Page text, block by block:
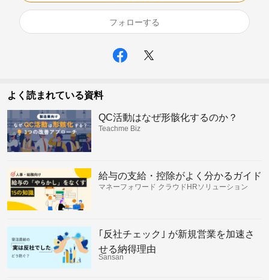
フォローする
よく読まれている資料
QC活動はなぜ形骸化するのか？
Teachme Biz
給与の支給・控除がよく分かるガイド
マネーフォワード クラウドHRソリューション
｢反社チェック｣ が新規営業を加速さ
せる納得理由
Sansan